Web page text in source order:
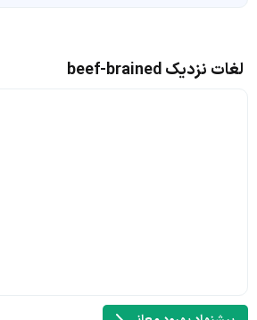
لغات نزدیک beef-brained